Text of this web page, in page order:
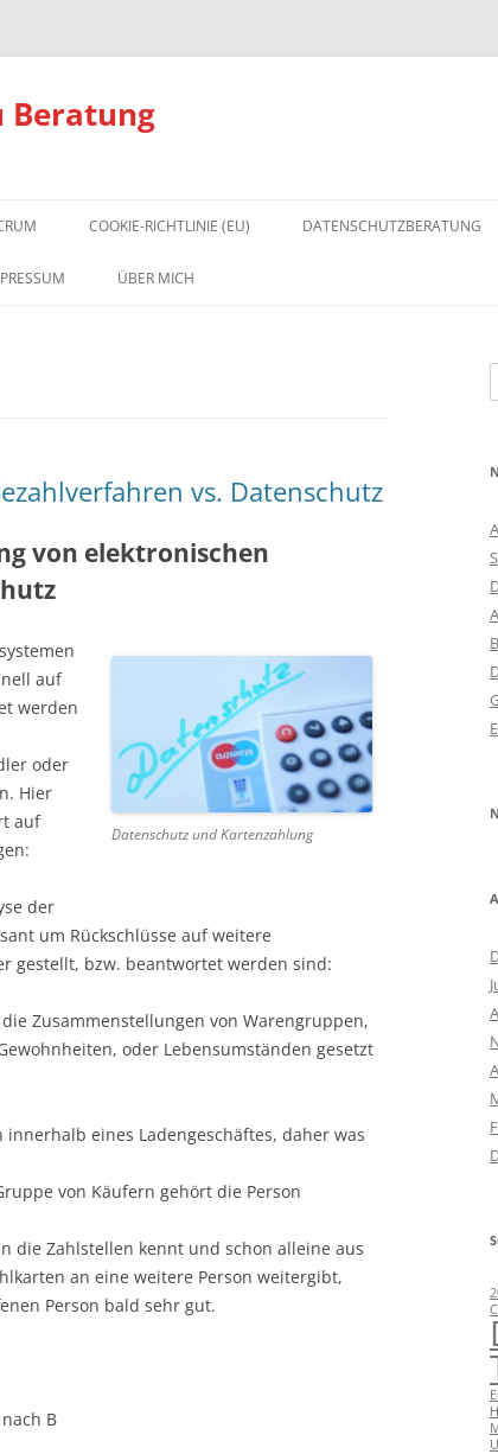
Beratung
COOKIE-RICHTLINIE (EU) DATENSCHUTZBERATUNG
FÜR
ÜBER MICH
vs. Datenschutz
von elektronischen
Datenschutz und Kartenzahlung
auf
werden
oder
Hier
auf
der
um Rückschlüsse auf weitere
gestellt, bzw. beantwortet werden sind:
Zusammenstellungen von Warengruppen,
oder Lebensumständen gesetzt
eines Ladengeschäftes, daher was
von Käufern gehört die Person
die Zahlstellen kennt und schon alleine aus
an eine weitere Person weitergibt,
Person bald sehr gut.
B